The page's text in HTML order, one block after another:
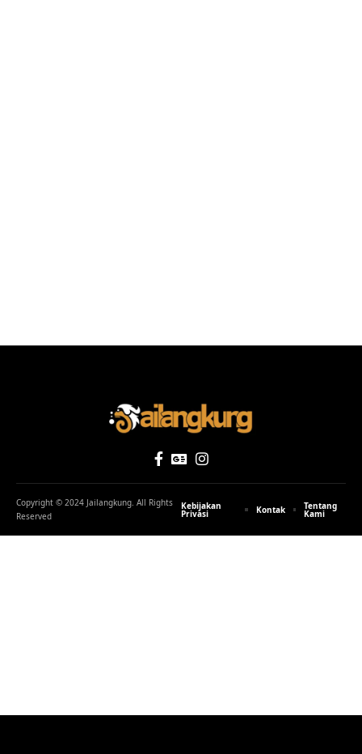
Copyright © 2024 Jailangkung. All Rights
Reserved
Kebijakan
Privasi Kontak Tentang
Kami